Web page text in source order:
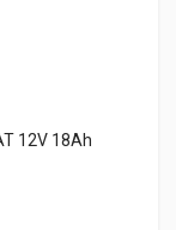
12V 18Ah